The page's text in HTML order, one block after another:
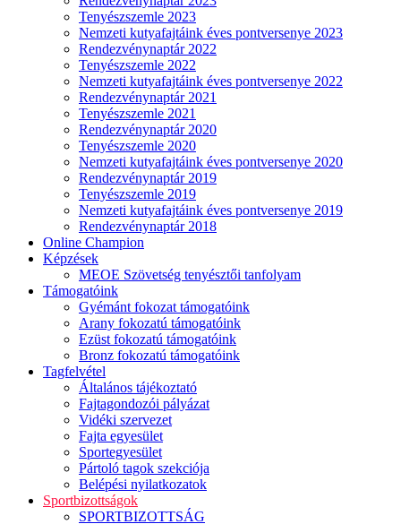
Tenyészszemle 2023
Nemzeti kutyafajtáink éves pontversenye 2023
Rendezvénynaptár 2022
Tenyészszemle 2022
Nemzeti kutyafajtáink éves pontversenye 2022
Rendezvénynaptár 2021
Tenyészszemle 2021
Rendezvénynaptár 2020
Tenyészszemle 2020
Nemzeti kutyafajtáink éves pontversenye 2020
Rendezvénynaptár 2019
Tenyészszemle 2019
Nemzeti kutyafajtáink éves pontversenye 2019
Rendezvénynaptár 2018
Online Champion
Képzések
MEOE Szövetség tenyésztői tanfolyam
Támogatóink
Gyémánt fokozat támogatóink
Arany fokozatú támogatóink
Ezüst fokozatú támogatóink
Bronz fokozatú támogatóink
Tagfelvétel
Általános tájékoztató
Fajtagondozói pályázat
Vidéki szervezet
Fajta egyesület
Sportegyesület
Pártoló tagok szekciója
Belépési nyilatkozatok
Sportbizottságok
SPORTBIZOTTSÁG